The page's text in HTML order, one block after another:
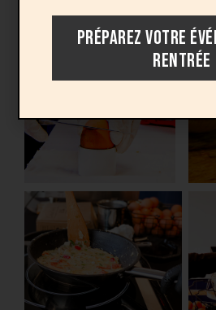
PRÉPAREZ VOTRE
RENTRÉE